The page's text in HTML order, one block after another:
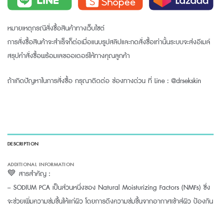
หมายเหตุกรณีสั่งซื้อสินค้าทางเว็บไซต์
การสั่งซื้อสินค้าจะสำเร็จก็ต่อเมื่อแนบรูปสลิปและกดสั่งซื้อเท่านั้นระบบจะส่งอีเมล์
สรุปคำสั่งซื้อพร้อมเลขออเดอร์ให้ทางคุณลูกค้า
ถ้าเกิดปัญหาในการสั่งซื้อ กรุณาติดต่อ ช่องทางด่วน ที่ Line : @drsekskin
DESCRIPTION
ADDITIONAL INFORMATION
💙 สารสำคัญ :
– SODIUM PCA เป็นส่วนหนึ่งของ Natural Moisturizing Factors (NMFs) ซึ่ง
จะช่วยเพิ่มความชุ่มชื้นให้แก่ผิว โดยการดึงความชุ่มชื้นจากอากาศเข้าสู่ผิว ป้องกัน